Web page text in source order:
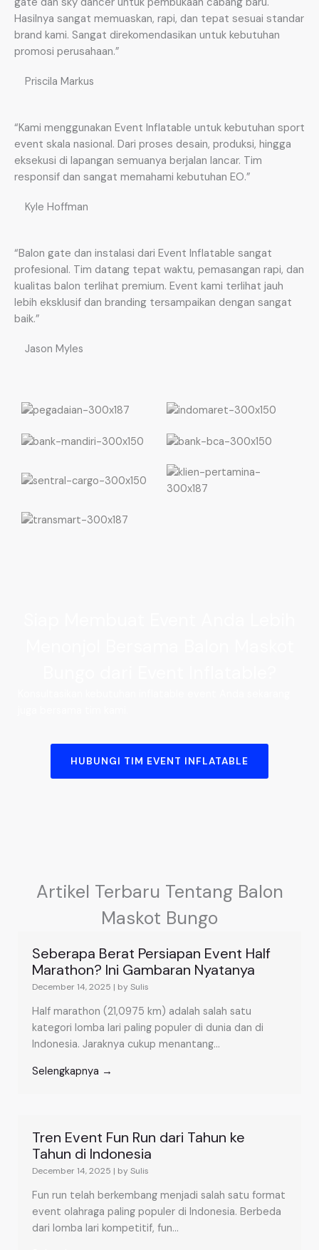
Hasilnya sangat memuaskan, rapi, dan tepat sesuai standar
brand kami. Sangat direkomendasikan untuk kebutuhan
promosi perusahaan.”
Priscila Markus
“Kami menggunakan Event Inflatable untuk kebutuhan sport
event skala nasional. Dari proses desain, produksi, hingga
eksekusi di lapangan semuanya berjalan lancar. Tim
responsif dan sangat memahami kebutuhan EO.”
Kyle Hoffman
“Balon gate dan instalasi dari Event Inflatable sangat
profesional. Tim datang tepat waktu, pemasangan rapi, dan
kualitas balon terlihat premium. Event kami terlihat jauh
lebih eksklusif dan branding tersampaikan dengan sangat
baik.”
Jason Myles
HUBUNGI TIM EVENT INFLATABLE
Artikel Terbaru Tentang Balon
Maskot Bungo
Seberapa Berat Persiapan Event Half
Marathon? Ini Gambaran Nyatanya
December 14, 2025 | by Sulis
Half marathon (21,0975 km) adalah salah satu
kategori lomba lari paling populer di dunia dan di
Indonesia. Jaraknya cukup menantang...
Selengkapnya →
Tren Event Fun Run dari Tahun ke
Tahun di Indonesia
December 14, 2025 | by Sulis
Fun run telah berkembang menjadi salah satu format
event olahraga paling populer di Indonesia. Berbeda
dari lomba lari kompetitif, fun...